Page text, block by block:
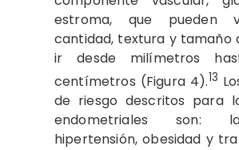
estroma, que pueden
cantidad, textura y tamaño
ir desde milímetros
centímetros (Figura 4).13
de riesgo descritos para
endometriales son:
hipertensión, obesidad y